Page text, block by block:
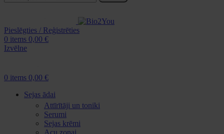
Pieslēgties / Reģistrēties
0 items 0,00 €
Izvēlne
0 items 0,00 €
Sejas ādai
Attīrītāji un toniki
Serumi
Sejas krēmi
Acu zonai